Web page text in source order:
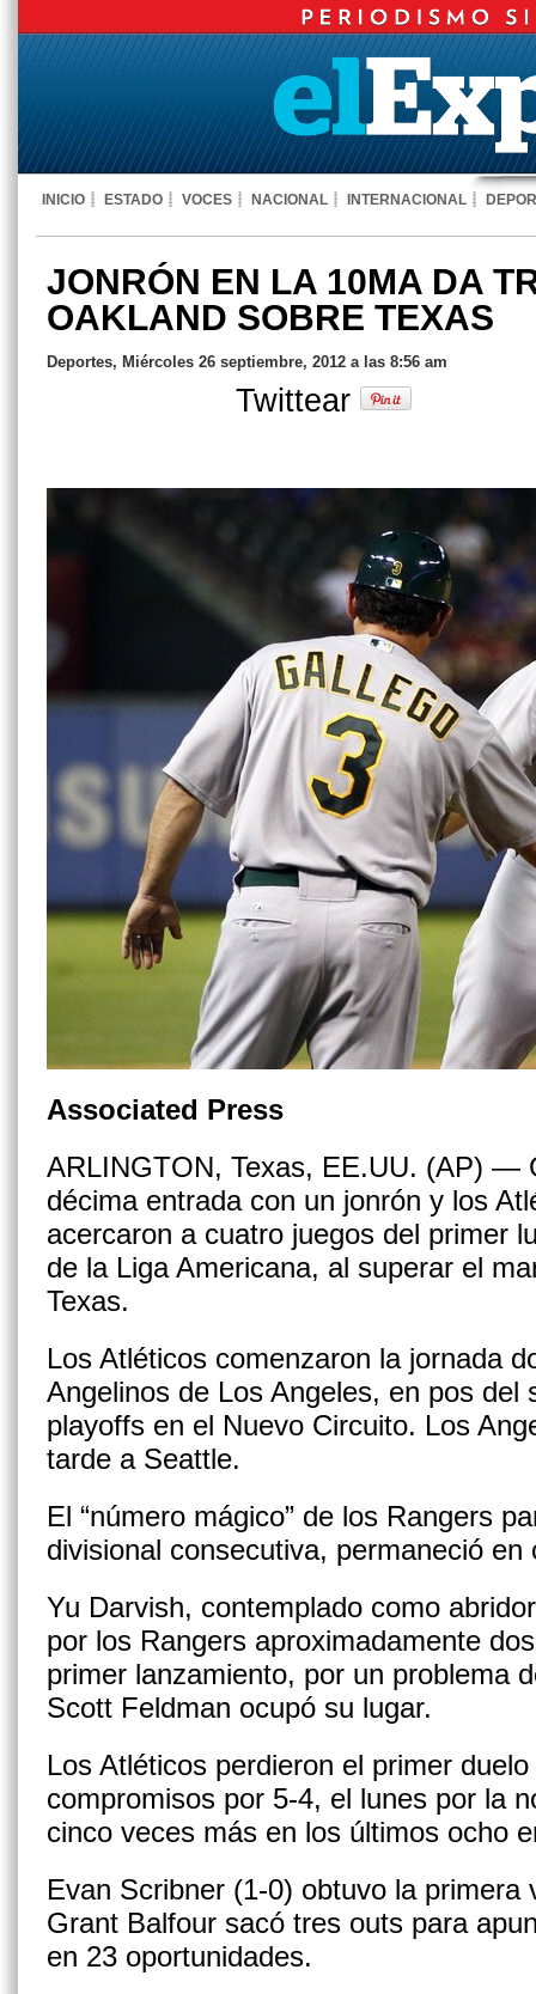
INICIO ESTADO VOCES NACIONAL INTERNACIONAL
JONRÓN EN LA 10MA DA
OAKLAND SOBRE TEXAS
Deportes, Miércoles 26 septiembre, 2012 a las 8:56 am
Twittear
Associated Press
ARLINGTON, Texas, EE.UU. (AP) —
décima entrada con un jonrón y los
acercaron a cuatro juegos del primer
de la Liga Americana, al superar el
Texas.
Los Atléticos comenzaron la jornada
Angelinos de Los Angeles, en pos del
playoffs en el Nuevo Circuito. Los
tarde a Seattle.
El “número mágico” de los Rangers
divisional consecutiva, permaneció en
Yu Darvish, contemplado como
por los Rangers aproximadamente
primer lanzamiento, por un problema
Scott Feldman ocupó su lugar.
Los Atléticos perdieron el primer
compromisos por 5-4, el lunes por la
cinco veces más en los últimos ocho
Evan Scribner (1-0) obtuvo la primera
Grant Balfour sacó tres outs para
en 23 oportunidades.